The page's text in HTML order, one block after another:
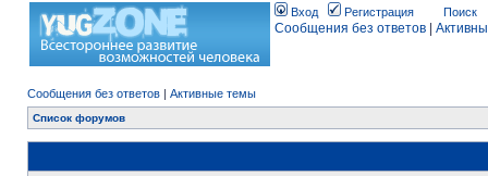
Вход Регистрация Поиск
Сообщения без ответов
Сообщения без ответов | Активные темы
Список форумов